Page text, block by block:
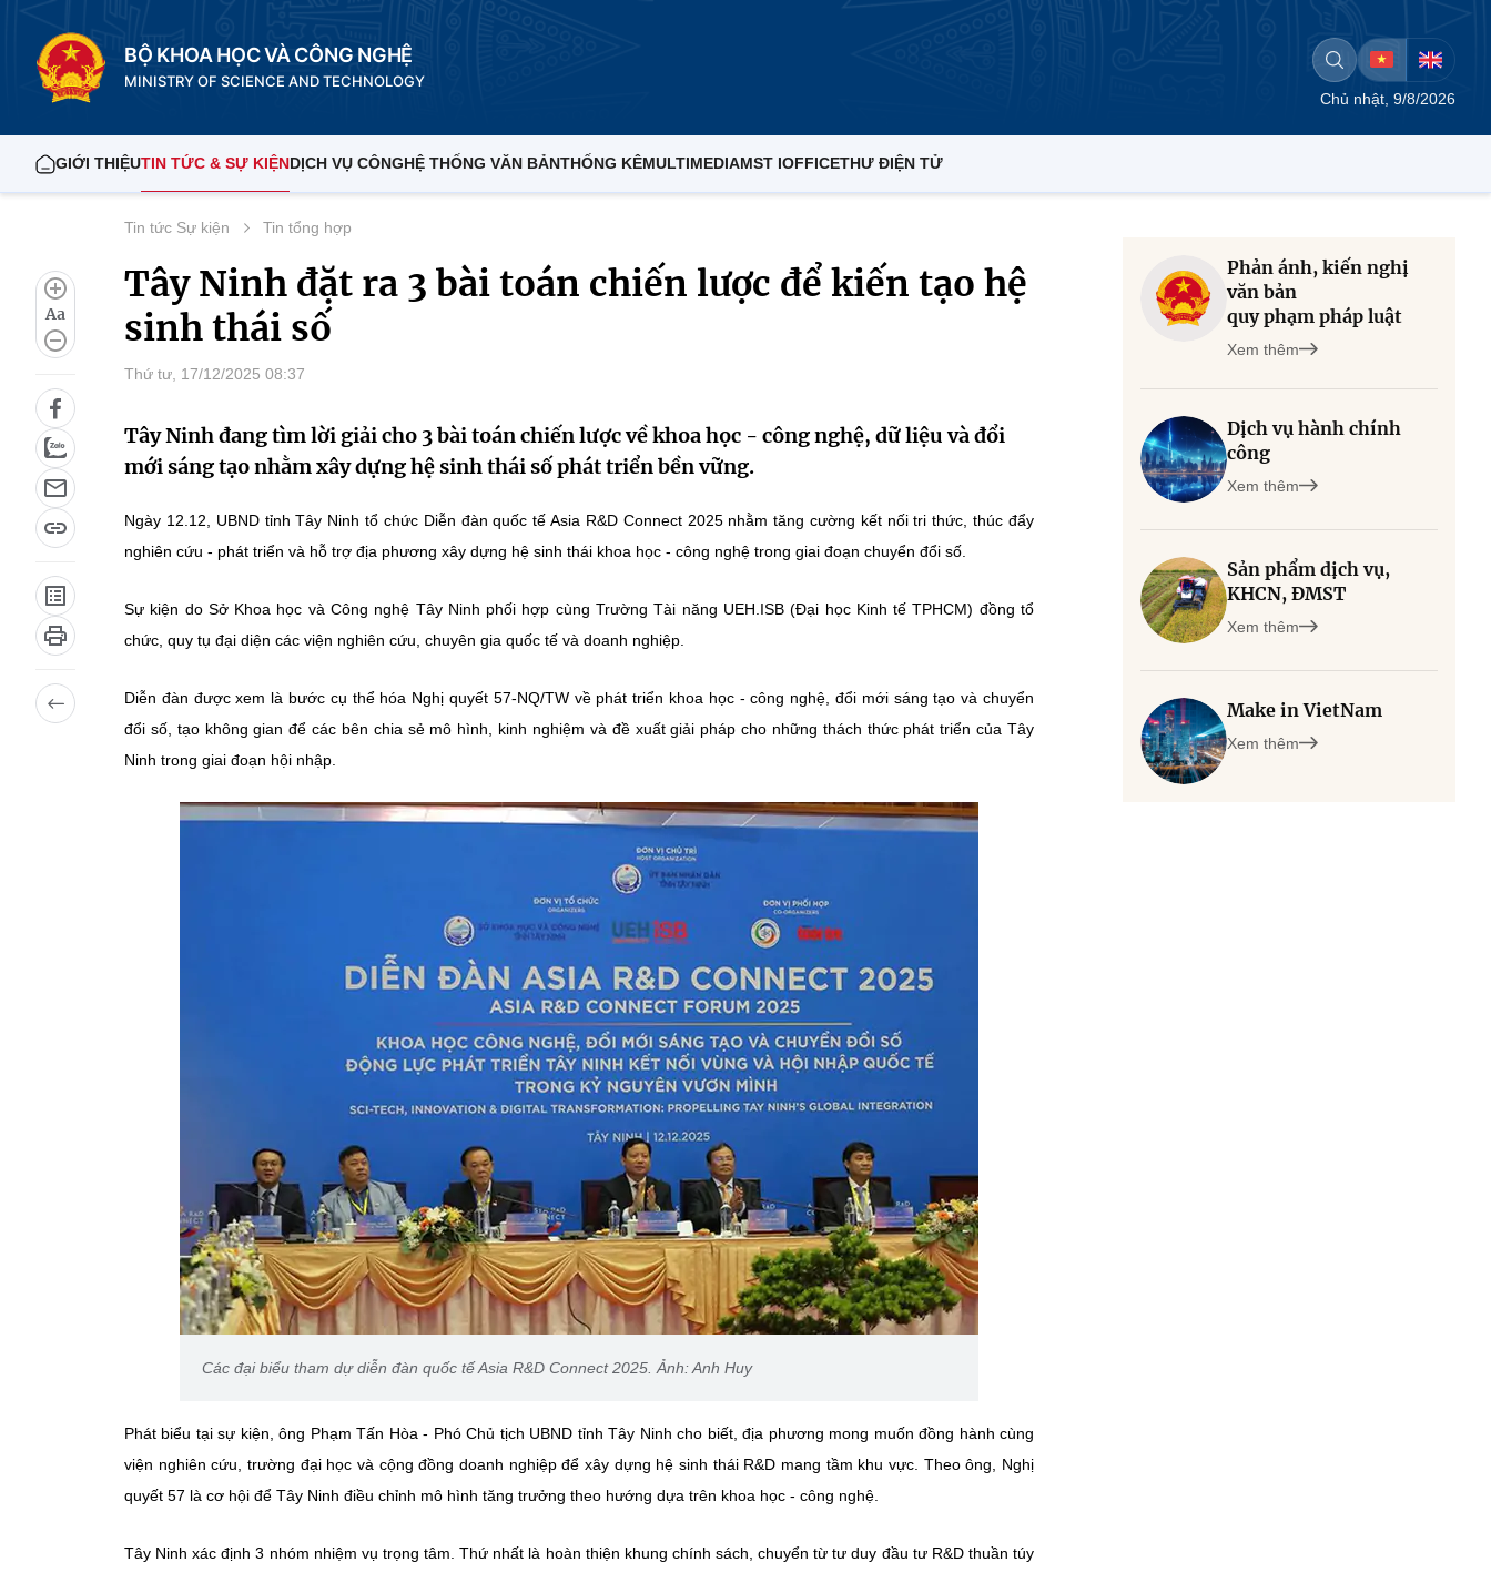
BỘ KHOA HỌC VÀ CÔNG NGHỆ
MINISTRY OF SCIENCE AND TECHNOLOGY
Chủ nhật, 9/8/2026
GIỚI THIỆUTIN TỨC & SỰ KIỆNDỊCH VỤ CÔNGHỆ THỐNG VĂN BẢNTHỐNG KÊMULTIMEDIAMST IOFFICETHƯ ĐIỆN TỬ
Aa
Tin tức Sự kiện Tin tổng hợp
Tây Ninh đặt ra 3 bài toán chiến lược để kiến tạo hệ
sinh thái số
Thứ tư, 17/12/2025 08:37
Tây Ninh đang tìm lời giải cho 3 bài toán chiến lược về khoa học - công nghệ, dữ liệu và đổi
mới sáng tạo nhằm xây dựng hệ sinh thái số phát triển bền vững.
Ngày 12.12, UBND tỉnh Tây Ninh tổ chức Diễn đàn quốc tế Asia R&D Connect 2025 nhằm tăng cường kết nối tri thức, thúc đẩy
nghiên cứu - phát triển và hỗ trợ địa phương xây dựng hệ sinh thái khoa học - công nghệ trong giai đoạn chuyển đổi số.
Sự kiện do Sở Khoa học và Công nghệ Tây Ninh phối hợp cùng Trường Tài năng UEH.ISB (Đại học Kinh tế TPHCM) đồng tổ
chức, quy tụ đại diện các viện nghiên cứu, chuyên gia quốc tế và doanh nghiệp.
Diễn đàn được xem là bước cụ thể hóa Nghị quyết 57-NQ/TW về phát triển khoa học - công nghệ, đổi mới sáng tạo và chuyển
đổi số, tạo không gian để các bên chia sẻ mô hình, kinh nghiệm và đề xuất giải pháp cho những thách thức phát triển của Tây
Ninh trong giai đoạn hội nhập.
Các đại biểu tham dự diễn đàn quốc tế Asia R&D Connect 2025. Ảnh: Anh Huy
Phát biểu tại sự kiện, ông Phạm Tấn Hòa - Phó Chủ tịch UBND tỉnh Tây Ninh cho biết, địa phương mong muốn đồng hành cùng
viện nghiên cứu, trường đại học và cộng đồng doanh nghiệp để xây dựng hệ sinh thái R&D mang tầm khu vực. Theo ông, Nghị
quyết 57 là cơ hội để Tây Ninh điều chỉnh mô hình tăng trưởng theo hướng dựa trên khoa học - công nghệ.
Tây Ninh xác định 3 nhóm nhiệm vụ trọng tâm. Thứ nhất là hoàn thiện khung chính sách, chuyển từ tư duy đầu tư R&D thuần túy
Phản ánh, kiến nghị
văn bản
quy phạm pháp luật
Xem thêm
Dịch vụ hành chính
công
Xem thêm
Sản phẩm dịch vụ,
KHCN, ĐMST
Xem thêm
Make in VietNam
Xem thêm